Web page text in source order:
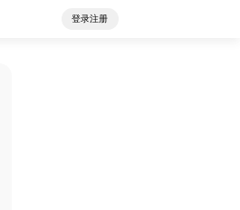
登录注册